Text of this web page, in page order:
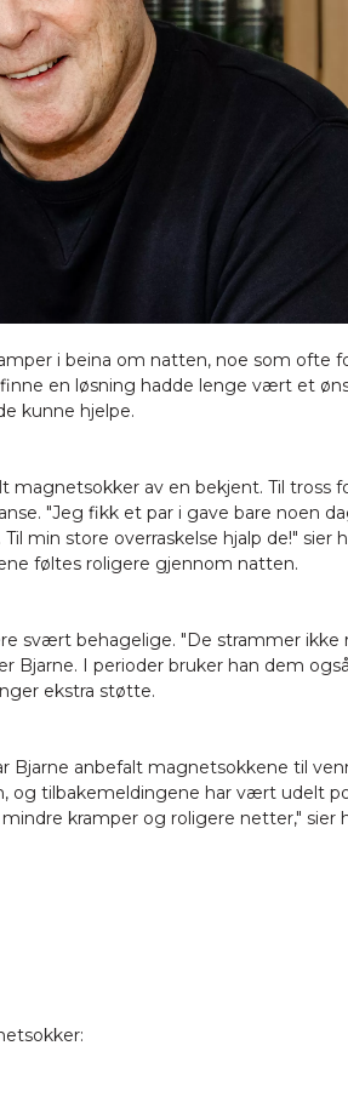
i beina om natten, noe som ofte
en løsning hadde lenge vært et
kunne hjelpe.
magnetsokker av en bekjent. Til tross
"Jeg fikk et par i gave bare noen
min store overraskelse hjalp de!" sier
føltes roligere gjennom natten.
svært behagelige. "De strammer ikke
Bjarne. I perioder bruker han dem
ekstra støtte.
Bjarne anbefalt magnetsokkene til
og tilbakemeldingene har vært udelt
kramper og roligere netter," sier